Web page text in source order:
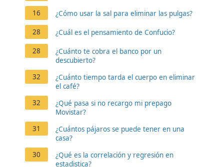
16 ¿Cómo usar la sal para eliminar las pulgas?
28 ¿Cuál es el pensamiento de Confucio?
28
¿Cuánto te cobra el banco por un
descubierto?
32
¿Cuánto tiempo tarda el cuerpo en eliminar
el café?
32
¿Qué pasa si no recargo mi prepago
Movistar?
31
¿Cuántos pájaros se puede tener en una
casa?
30
¿Qué es la correlación y regresión en
estadistica?